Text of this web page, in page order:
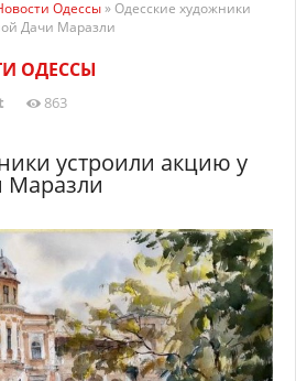
Одессы» Одесские художники
Дачи Маразли
ОДЕССЫ
863
устроили акцию у
Маразли